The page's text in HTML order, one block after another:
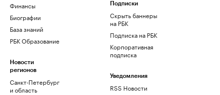
Финансы
Биографии
База знаний
РБК Образование
Новости
регионов
Санкт-Петербург
и область
Подписки
Скрыть баннеры
на РБК
Подписка на РБК
Корпоративная
подписка
Уведомления
RSS Новости